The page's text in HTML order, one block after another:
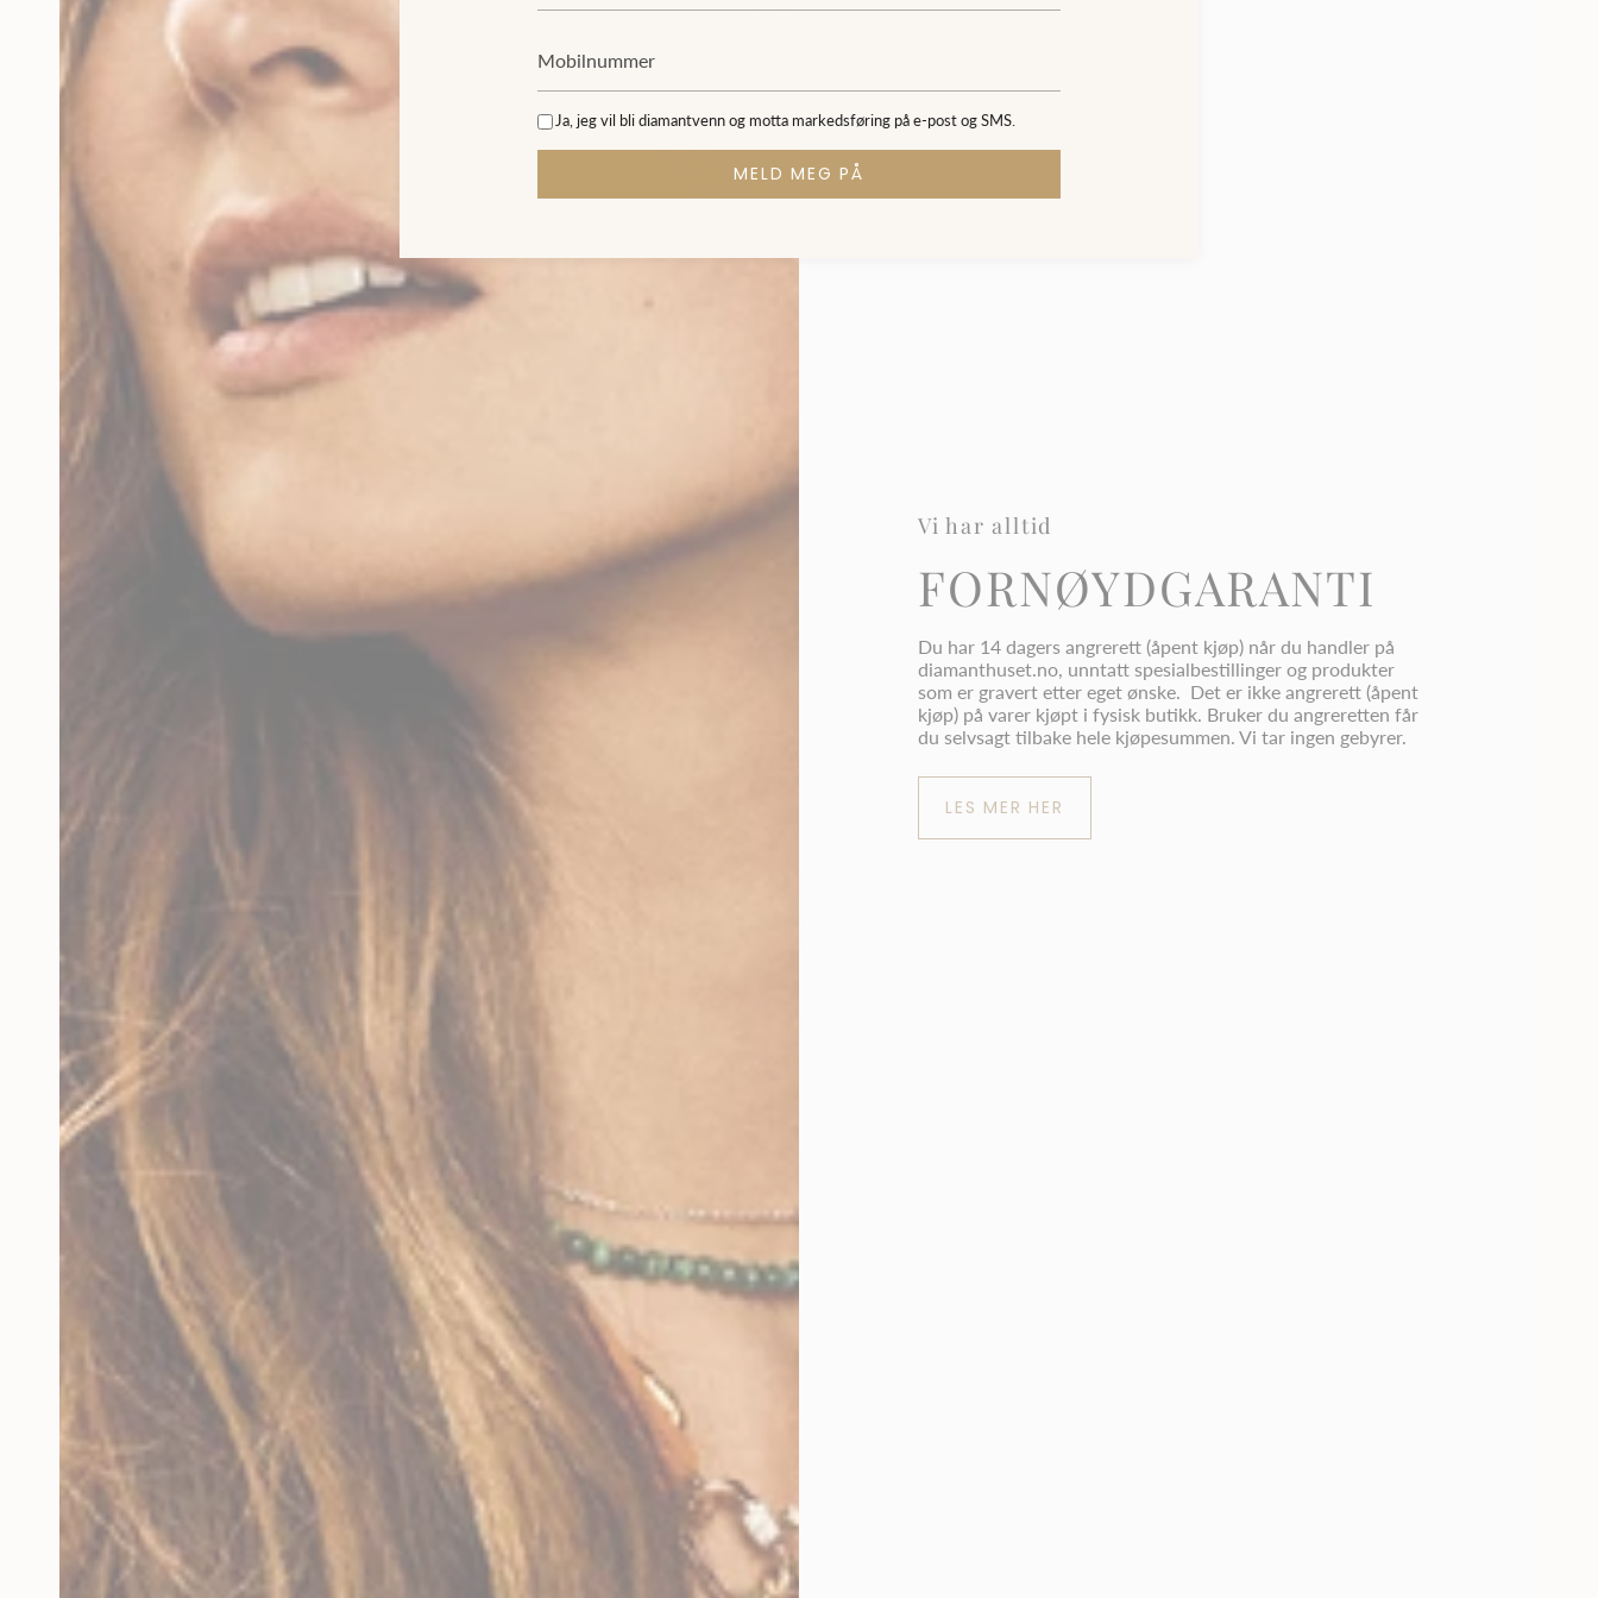
Ja, jeg vil bli diamantvenn og motta markedsføring på e-post og SMS.
MELD MEG PÅ
Vi har alltid
FORNØYDGARANTI
Du har 14 dagers angrerett (åpent kjøp) når du handler på
diamanthuset.no, unntatt spesialbestillinger og produkter
som er gravert etter eget ønske. Det er ikke angrerett (åpent
kjøp) på varer kjøpt i fysisk butikk. Bruker du angreretten får
du selvsagt tilbake hele kjøpesummen. Vi tar ingen gebyrer.
LES MER HER